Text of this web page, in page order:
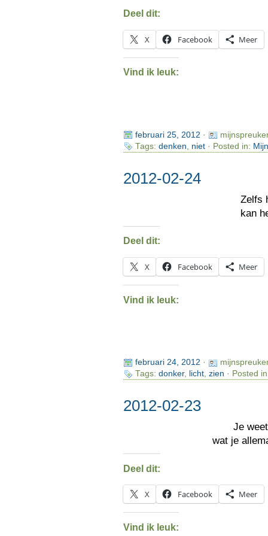
Deel dit:
X Facebook Meer
Vind ik leuk:
februari 25, 2012 ·
Tags: denken niet· Posted in:
2012-02-24
Zelfs
kan
Deel dit:
X Facebook Meer
Vind ik leuk:
februari 24, 2012 ·
Tags: donker, licht, zien · Posted
2012-02-23
Je
wat je
Deel dit:
X Facebook Meer
Vind ik leuk: